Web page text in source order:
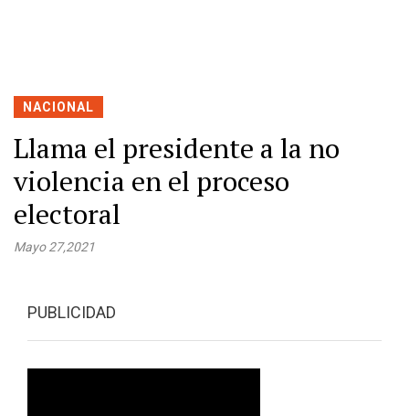
NACIONAL
Llama el presidente a la no
violencia en el proceso
electoral
Mayo 27,2021
PUBLICIDAD